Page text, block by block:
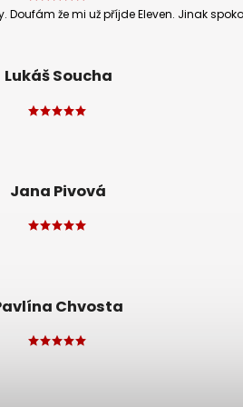
Doufám že mi už příjde Eleven. Jinak
Lukáš Soucha
Jana Pivová
Chvosta